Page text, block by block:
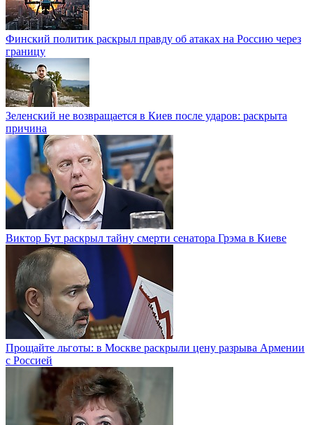
Финский политик раскрыл правду об атаках на Россию через
границу
Зеленский не возвращается в Киев после ударов: раскрыта
причина
Виктор Бут раскрыл тайну смерти сенатора Грэма в Киеве
Прощайте льготы: в Москве раскрыли цену разрыва Армении
с Россией